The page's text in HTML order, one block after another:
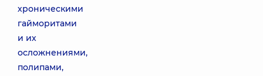
хроническими
гайморитами
и их
осложнениями,
полипами,